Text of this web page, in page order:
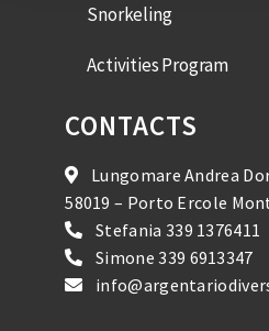
Snorkeling
Activities Program
CONTACTS
Lungomare Andrea
58019 – Porto Ercole
Stefania 339 1376411
Simone 339 6913347